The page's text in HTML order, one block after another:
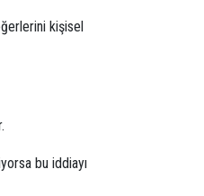
kişisel
bu iddiayı